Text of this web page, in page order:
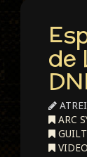
de
ARC